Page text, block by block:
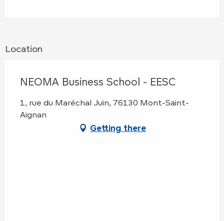
Location
NEOMA Business School - EESC
1, rue du Maréchal Juin, 76130 Mont-Saint-
Aignan
Getting there